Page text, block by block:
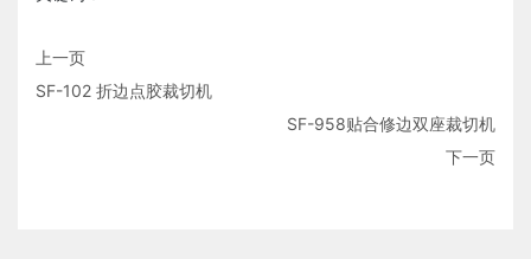
上一页
SF-102 折边点胶裁切机
SF-958贴合修边双座裁切机
下一页